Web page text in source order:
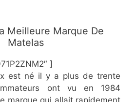
Meilleure Marque De
Matelas
]
est né il y a plus de trente
ont vu en 1984